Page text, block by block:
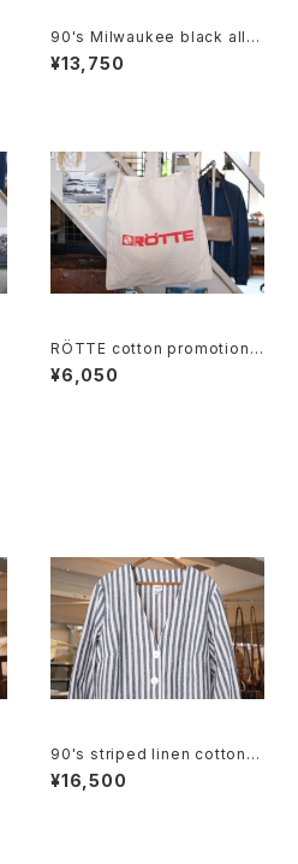
90's Milwaukee black all-l
eather fanny Pack
¥13,750
RÖTTE cotton promotional
shoulder Bag
¥6,050
90's striped linen cotton V
-neck Jacket
¥16,500